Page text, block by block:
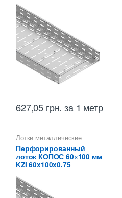
627,05 грн. за 1 метр
Лотки металлические
высотой 60 мм
Перфорированные лотки
высотой 60 мм
Перфорированный
лоток КОПОС 60×100 мм
KZI 60x100x0.75